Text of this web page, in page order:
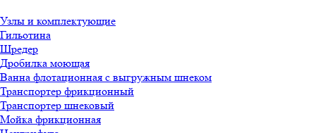
Узлы и комплектующие
Гильотина
Шредер
Дробилка моющая
Ванна флотационная с выгружным шнеком
Транспортер фрикционный
Транспортер шнековый
Мойка фрикционная